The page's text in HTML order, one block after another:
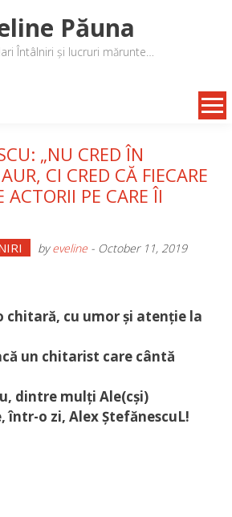
Păuna
Întâlniri și lucruri mărunte…
„NU CRED ÎN
CI CRED CĂ FIECARE
ACTORII PE CARE ÎI
byeveline- October 11, 2019
chitară, cu umor și atenție la
un chitarist care cântă
dintre mulți Ale(cși)
într-o zi, Alex ȘtefănescuL!